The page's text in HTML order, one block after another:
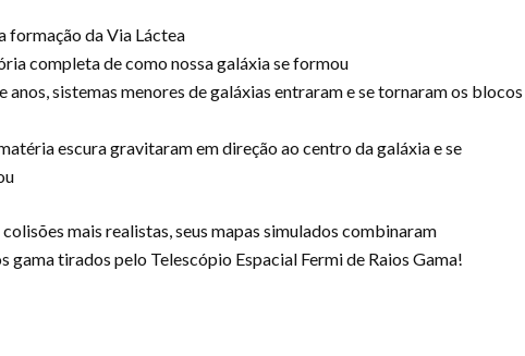
formação da Via Láctea
completa de como nossa galáxia se formou
sistemas menores de galáxias entraram e se tornaram os blocos
escura gravitaram em direção ao centro da galáxia e se
mais realistas, seus mapas simulados combinaram
gama tirados pelo Telescópio Espacial Fermi de Raios Gama!